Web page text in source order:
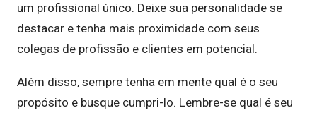
um profissional único. Deixe sua personalidade se
destacar e tenha mais proximidade com seus
colegas de profissão e clientes em potencial.
Além disso, sempre tenha em mente qual é o seu
propósito e busque cumpri-lo. Lembre-se qual é seu